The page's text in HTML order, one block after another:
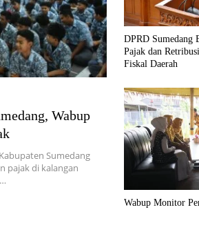
Wabup
Sumedang
pajak di kalangan
DPRD Sumedang
Pajak dan
Fiskal Daerah
Wabup Monitor